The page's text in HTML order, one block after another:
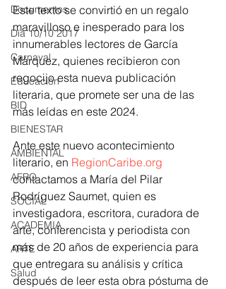
Documentos
Día 10/10 2017
Carnaval
Educación
BID
BIENESTAR
AMBIENTAL
AFRO
SOCIAL
ACADEMIA
ARTE
Salud
Este texto se convirtió en un regalo
maravilloso e inesperado para los
innumerables lectores de García
Márquez, quienes recibieron con
regocijo esta nueva publicación
literaria, que promete ser una de las
más leídas en este 2024.
Ante este nuevo acontecimiento
literario, en RegionCaribe.org
contactamos a María del Pilar
Rodríguez Saumet, quien es
investigadora, escritora, curadora de
arte, conferencista y periodista con
más de 20 años de experiencia para
que entregara su análisis y crítica
después de leer esta obra póstuma de